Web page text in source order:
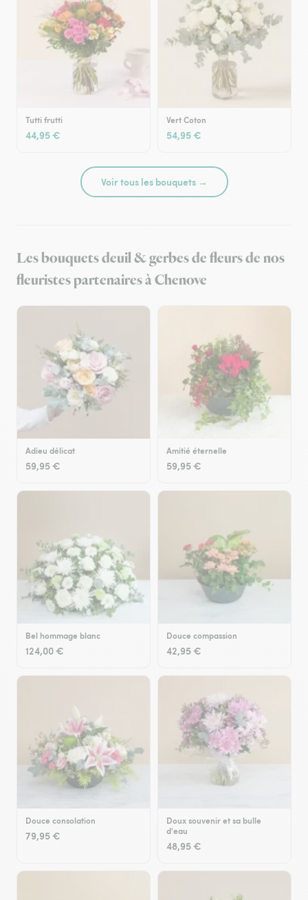
Tutti frutti
44,95 €
Vert Coton
54,95 €
Voir tous les bouquets →
Les bouquets deuil & gerbes de fleurs de nos
fleuristes partenaires à Chenove
Adieu délicat
59,95 €
Amitié éternelle
59,95 €
Bel hommage blanc
124,00 €
Douce compassion
42,95 €
Douce consolation
79,95 €
Doux souvenir et sa bulle
d'eau
48,95 €